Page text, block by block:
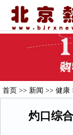
首页 >> 新闻 >> 健康
灼口综